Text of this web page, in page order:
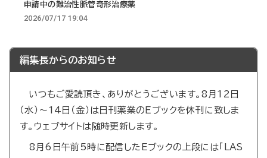
申請中の難治性脈管奇形治療薬
2026/07/17 19:04
編集長からのお知らせ
いつもご愛読頂き、ありがとうございます。8月12日
（水）～14日（金）は日刊薬業のEブックを休刊に致しま
す。ウェブサイトは随時更新します。
8月6日午前5時に配信したEブックの上段には「LAS